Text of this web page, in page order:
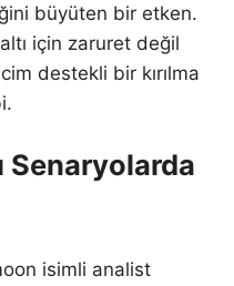
büyüten bir etken.
için zaruret değil
destekli bir kırılma
Senaryolarda
isimli analist